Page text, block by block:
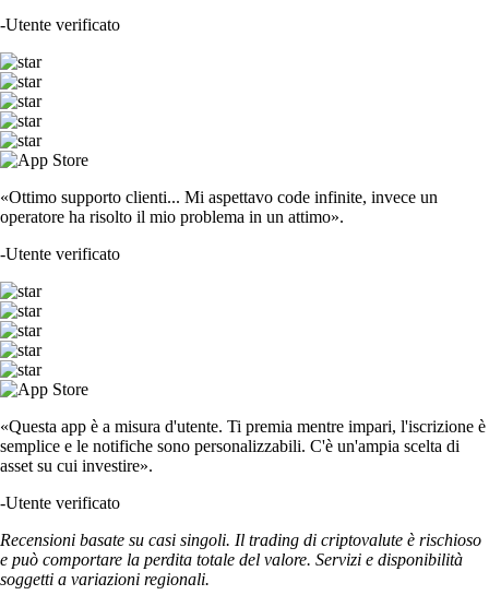
-Utente verificato
«Ottimo supporto clienti... Mi aspettavo code infinite, invece un
operatore ha risolto il mio problema in un attimo».
-Utente verificato
«Questa app è a misura d'utente. Ti premia mentre impari, l'iscrizione è
semplice e le notifiche sono personalizzabili. C'è un'ampia scelta di
asset su cui investire».
-Utente verificato
Recensioni basate su casi singoli. Il trading di criptovalute è rischioso
e può comportare la perdita totale del valore. Servizi e disponibilità
soggetti a variazioni regionali.